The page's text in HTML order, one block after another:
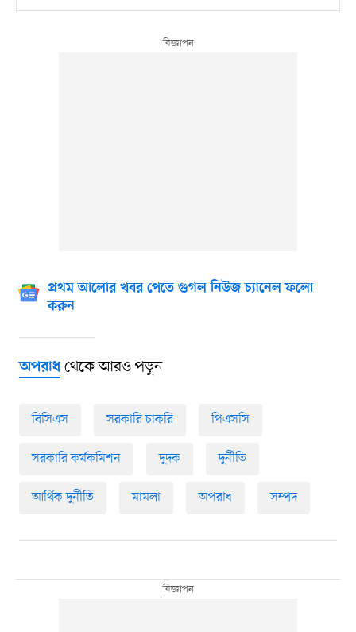
প্রথম আলোর খবর পেতে গুগল নিউজ চ্যানেল ফলো
করুন
অপরাধথেকে আরও পড়ুন
বিসিএস সরকারি চাকরি পিএসসি
সরকারি কর্মকমিশন দুদক দুর্নীতি
আর্থিক দুর্নীতি মামলা অপরাধ সম্পদ